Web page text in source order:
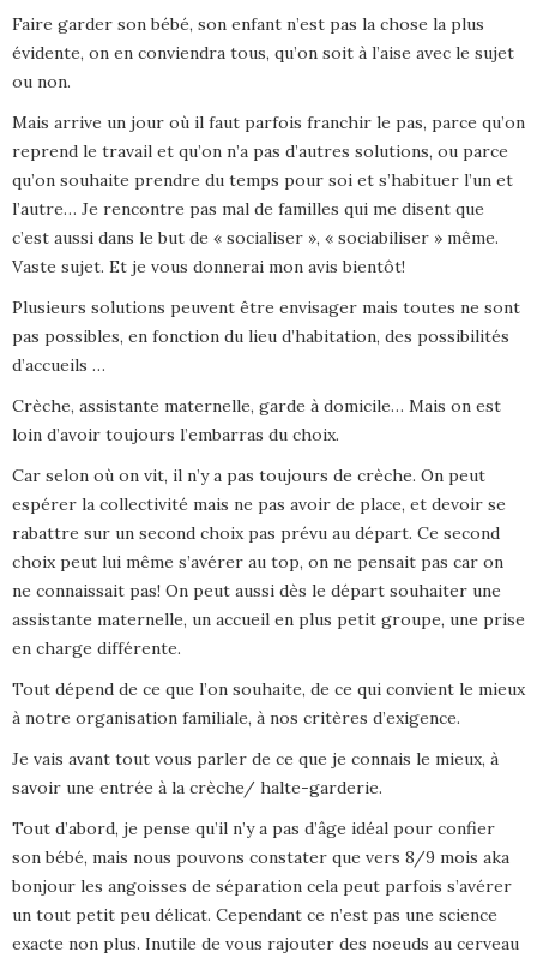
Faire garder son bébé, son enfant n’est pas la chose la plus
évidente, on en conviendra tous, qu’on soit à l’aise avec le sujet
ou non.
Mais arrive un jour où il faut parfois franchir le pas, parce qu’on
reprend le travail et qu’on n’a pas d’autres solutions, ou parce
qu’on souhaite prendre du temps pour soi et s’habituer l’un et
l’autre… Je rencontre pas mal de familles qui me disent que
c’est aussi dans le but de « socialiser », « sociabiliser » même.
Vaste sujet. Et je vous donnerai mon avis bientôt!
Plusieurs solutions peuvent être envisager mais toutes ne sont
pas possibles, en fonction du lieu d’habitation, des possibilités
d’accueils …
Crèche, assistante maternelle, garde à domicile… Mais on est
loin d’avoir toujours l’embarras du choix.
Car selon où on vit, il n’y a pas toujours de crèche. On peut
espérer la collectivité mais ne pas avoir de place, et devoir se
rabattre sur un second choix pas prévu au départ. Ce second
choix peut lui même s’avérer au top, on ne pensait pas car on
ne connaissait pas! On peut aussi dès le départ souhaiter une
assistante maternelle, un accueil en plus petit groupe, une prise
en charge différente.
Tout dépend de ce que l’on souhaite, de ce qui convient le mieux
à notre organisation familiale, à nos critères d’exigence.
Je vais avant tout vous parler de ce que je connais le mieux, à
savoir une entrée à la crèche/ halte-garderie.
Tout d’abord, je pense qu’il n’y a pas d’âge idéal pour confier
son bébé, mais nous pouvons constater que vers 8/9 mois aka
bonjour les angoisses de séparation cela peut parfois s’avérer
un tout petit peu délicat. Cependant ce n’est pas une science
exacte non plus. Inutile de vous rajouter des noeuds au cerveau